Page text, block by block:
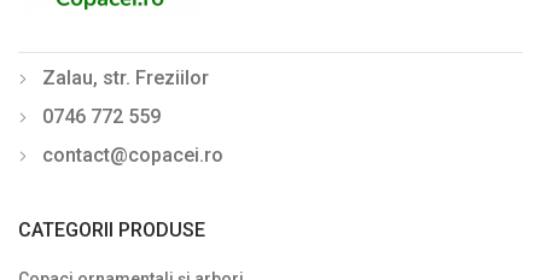
Zalau, str. Freziilor
0746 772 559
contact@copacei.ro
CATEGORII PRODUSE